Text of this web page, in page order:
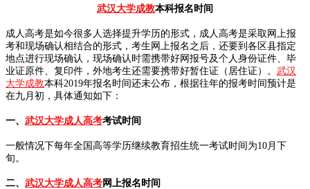
武汉大学成教本科报名时间
成人高考是如今很多人选择提升学历的形式，成人高考是采取网上报
考和现场确认相结合的形式，考生网上报名之后，还要到各区县指定
地点进行现场确认，现场确认时需携带好网报号及个人身份证件、毕
业证原件、复印件，外地考生还需要携带好暂住证（居住证）。 武汉
大学成教本科2019年报名时间还未公布，根据往年的报考时间预计是
在九月初，具体通知如下：
一、 武汉大学成人高考考试时间
一般情况下每年全国高等学历继续教育招生统一考试时间为10月下
旬。
二、 武汉大学成人高考网上报名时间